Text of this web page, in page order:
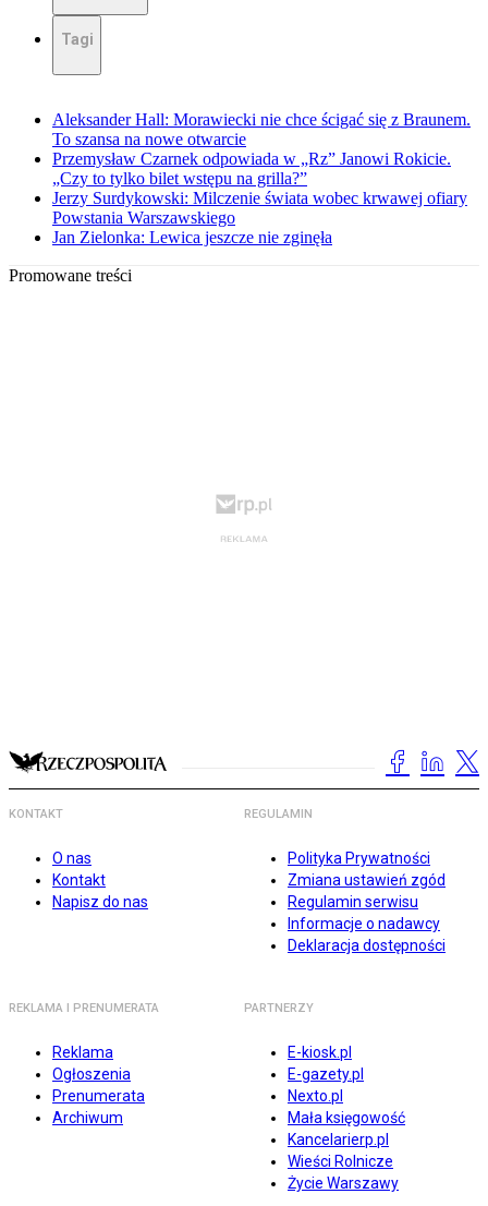
Tagi
Aleksander Hall: Morawiecki nie chce ścigać się z Braunem.
To szansa na nowe otwarcie
Przemysław Czarnek odpowiada w „Rz” Janowi Rokicie.
„Czy to tylko bilet wstępu na grilla?”
Jerzy Surdykowski: Milczenie świata wobec krwawej ofiary
Powstania Warszawskiego
Jan Zielonka: Lewica jeszcze nie zginęła
Promowane treści
KONTAKT
O nas
Kontakt
Napisz do nas
REGULAMIN
Polityka Prywatności
Zmiana ustawień zgód
Regulamin serwisu
Informacje o nadawcy
Deklaracja dostępności
REKLAMA I PRENUMERATA
Reklama
Ogłoszenia
Prenumerata
Archiwum
PARTNERZY
E-kiosk.pl
E-gazety.pl
Nexto.pl
Mała księgowość
Kancelarierp.pl
Wieści Rolnicze
Życie Warszawy